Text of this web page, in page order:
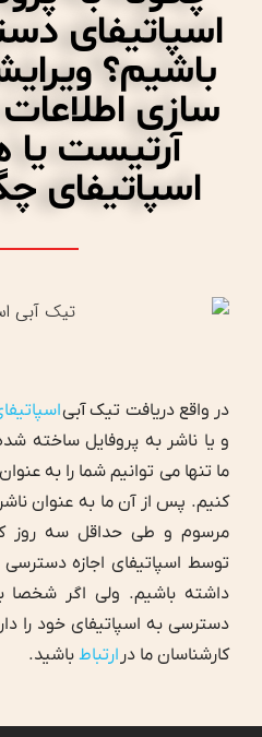
اسپاتیفای
باشیم؟
سازی
آرتیست یا
اسپاتیفای
در واقع دریافت تیک آبی
و یا ناشر به پروفایل ساخته
ما تنها می توانیم شما را به
کنیم. پس از آن ما به عنوان ناشر
مرسوم و طی حداقل سه روز
توسط اسپاتیفای اجازه دسترسی
داشته باشیم. ولی اگر
دسترسی به اسپاتیفای خود را
کارشناسان ما در ارتباط باشید.